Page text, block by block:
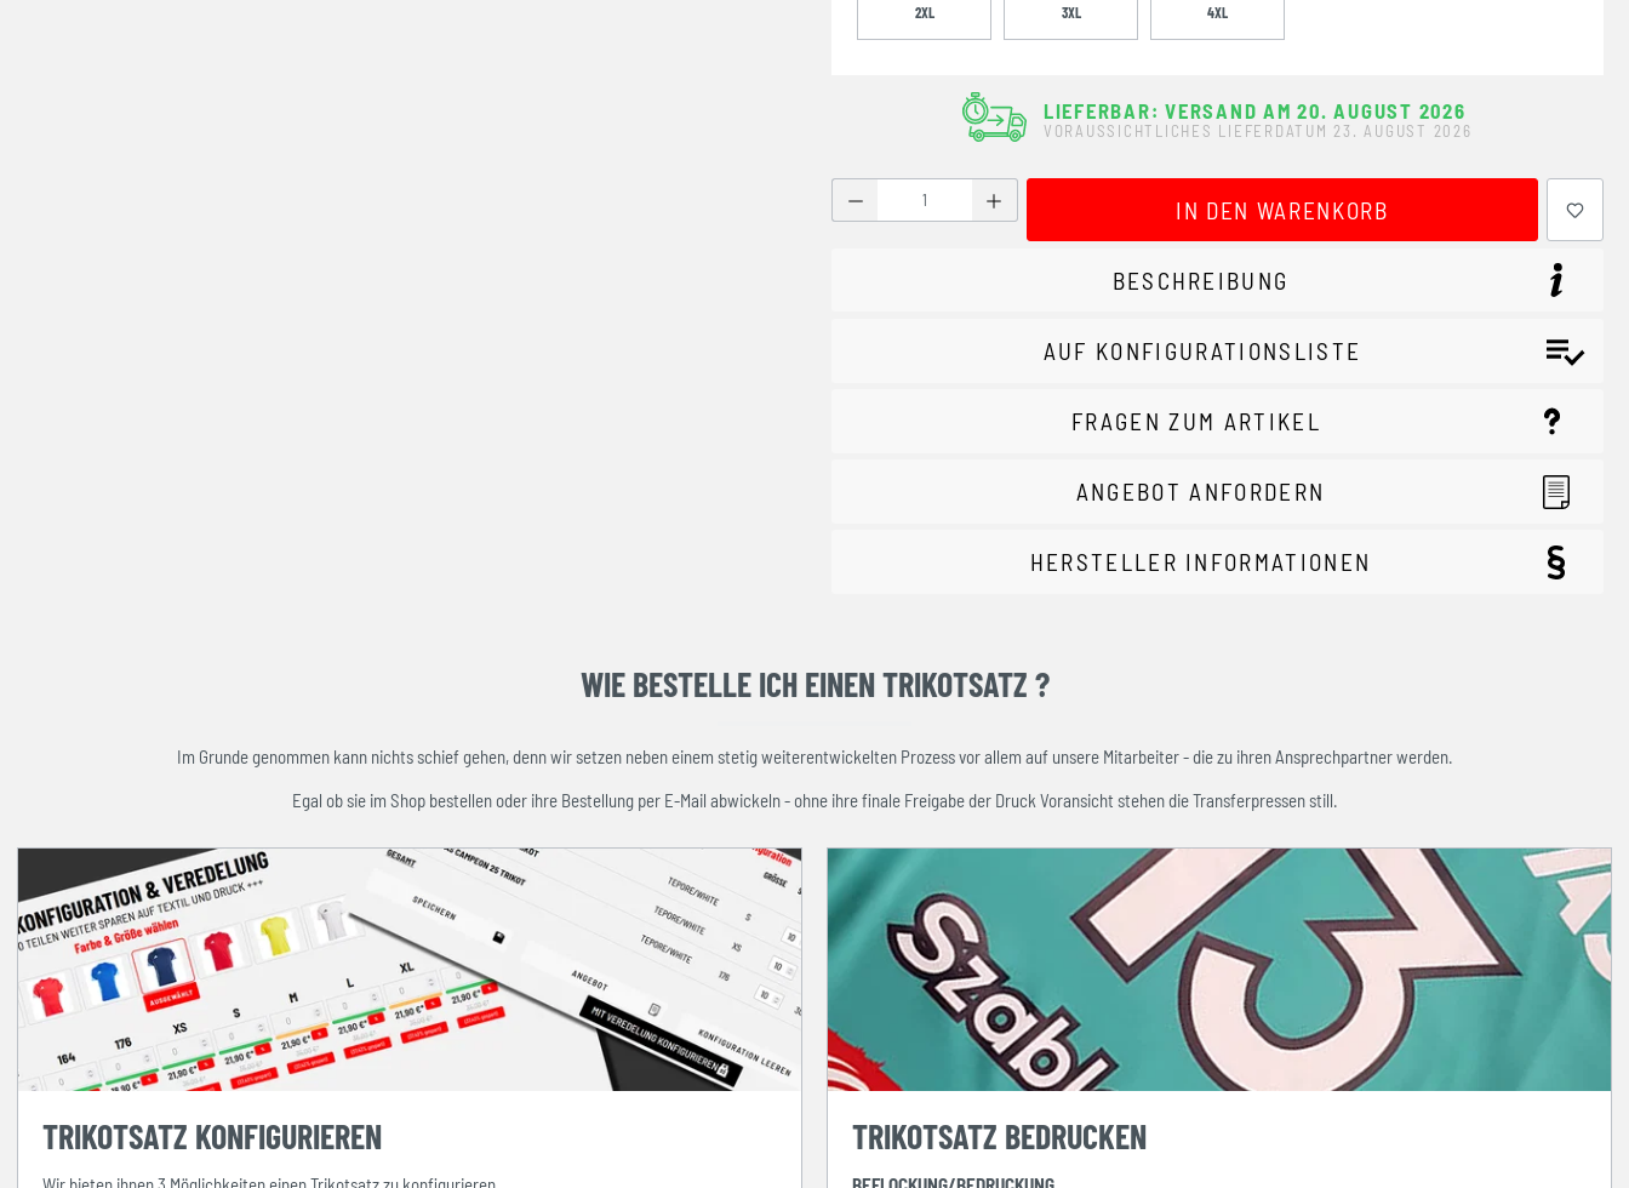
2XL 3XL 4XL
LIEFERBAR: VERSAND AM 20. AUGUST 2026
VORAUSSICHTLICHES LIEFERDATUM 23. AUGUST 2026
Produkt Anzahl: Gib den gewünschten Wert ein oder benutze die Schaltflächen
IN DEN WARENKORB
BESCHREIBUNG
AUF KONFIGURATIONSLISTE
FRAGEN ZUM ARTIKEL
ANGEBOT ANFORDERN
HERSTELLER INFORMATIONEN
WIE BESTELLE ICH EINEN TRIKOTSATZ ?
Im Grunde genommen kann nichts schief gehen, denn wir setzen neben einem stetig weiterentwickelten Prozess vor allem auf unsere Mitarbeiter - die zu ihren Ansprechpartner werden.
Egal ob sie im Shop bestellen oder ihre Bestellung per E-Mail abwickeln - ohne ihre finale Freigabe der Druck Voransicht stehen die Transferpressen still.
TRIKOTSATZ KONFIGURIEREN TRIKOTSATZ BEDRUCKEN